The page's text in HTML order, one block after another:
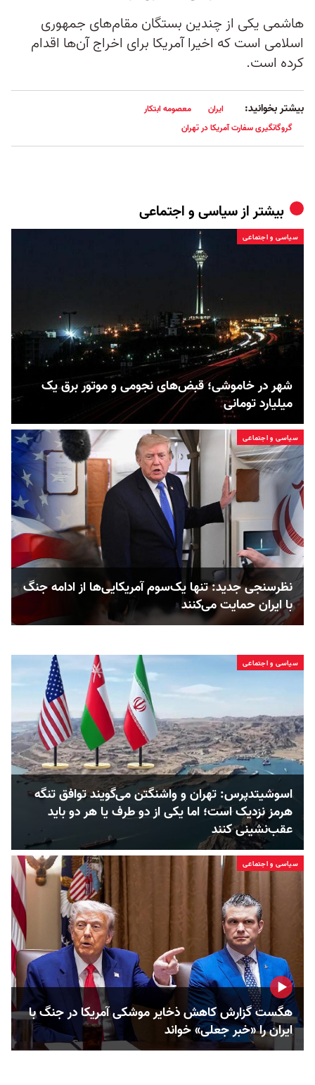
هاشمی یکی از چندین بستگان مقام‌های جمهوری
اسلامی است که اخیرا آمریکا برای اخراج آن‌ها اقدام
کرده است.
بیشتر بخوانید: ایران
معصومه ابتکار
گروگانگیری سفارت آمریکا در تهران
بیشتر ازسیاسی و اجتماعی
سیاسی و اجتماعی
شهر در خاموشی؛ قبض‌های نجومی و موتور برق یک
میلیارد تومانی
سیاسی و اجتماعی
نظرسنجی جدید: تنها یک‌سوم آمریکایی‌ها از ادامه جنگ
با ایران حمایت می‌کنند
سیاسی و اجتماعی
اسوشیتدپرس: تهران و واشنگتن می‌گویند توافق تنگه
هرمز نزدیک است؛ اما یکی از دو طرف یا هر دو باید
عقب‌نشینی کنند
سیاسی و اجتماعی
هگست گزارش کاهش ذخایر موشکی آمریکا در جنگ با
ایران را «خبر جعلی» خواند